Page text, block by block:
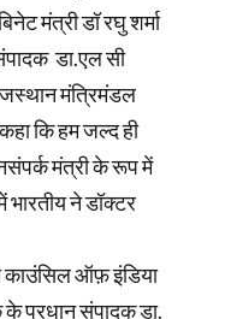
मंत्री डॉ रघु शर्मा
डा.एल सी
मंत्रिमंडल
कि हम जल्द ही
मंत्री के रूप में
ने डॉक्टर
काउंसिल ऑफ़ इंडिया
प्रधान संपादक डा.